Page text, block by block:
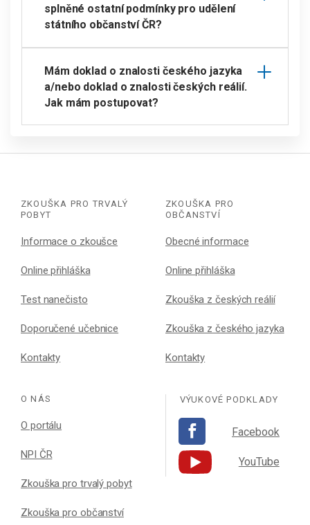
splněné ostatní podmínky pro udělení
státního občanství ČR?
Mám doklad o znalosti českého jazyka
a/nebo doklad o znalosti českých reálií.
Jak mám postupovat?
ZKOUŠKA PRO TRVALÝ
POBYT
Informace o zkoušce
Online přihláška
Test nanečisto
Doporučené učebnice
Kontakty
ZKOUŠKA PRO
OBČANSTVÍ
Obecné informace
Online přihláška
Zkouška z českých reálií
Zkouška z českého jazyka
Kontakty
O NÁS
O portálu
NPI ČR
Zkouška pro trvalý pobyt
Zkouška pro občanství
VÝUKOVÉ PODKLADY
Facebook
YouTube